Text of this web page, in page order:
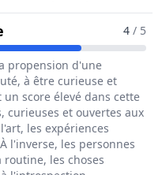
Pour Le Métier De
4 / 5
propension d'une
à être curieuse et
score élevé dans cette
curieuses et ouvertes aux
les expériences
l'inverse, les personnes
les choses